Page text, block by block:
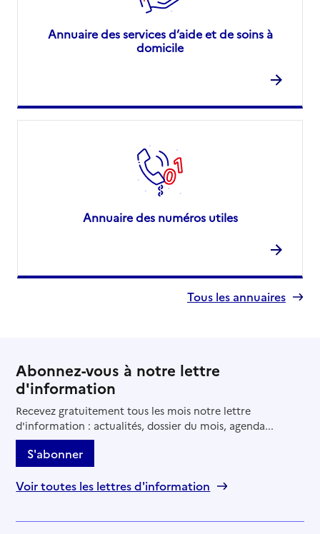
Annuaire des services d’aide et de soins à
domicile
Annuaire des numéros utiles
Tous les annuaires
Abonnez-vous à notre lettre
d'information
Recevez gratuitement tous les mois notre lettre
d'information : actualités, dossier du mois, agenda...
S'abonner
Voir toutes les lettres d'information